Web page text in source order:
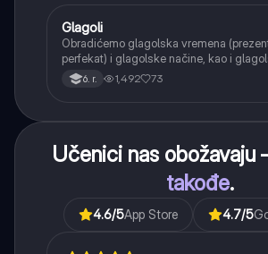
Srpski jezik
Glagoli
Obradićemo glagolska vremena
perfekat) i glagolske načine, kao i
(infinitiv, glagolski pridevi i prilozi) i
(svršeni i nesvršeni).
6. r. 1,492 73
Učenici nas
takođe.
4.6/5App Store 4.7/5